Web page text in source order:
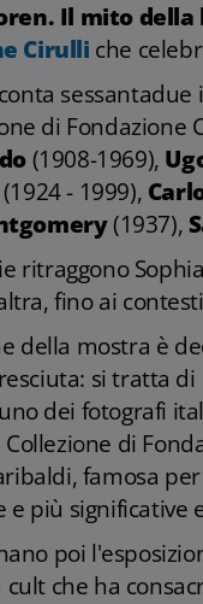
Il mito
Cirulli che
di Fondazione
(1908-1969),
(1924 - 1999),
(1937),
ritraggono
fino ai
della mostra è
si tratta
dei fotografi
di
famosa
e più significative
poi
cult che ha